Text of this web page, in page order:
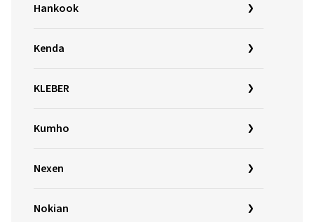
Hankook
Kenda
KLEBER
Kumho
Nexen
Nokian